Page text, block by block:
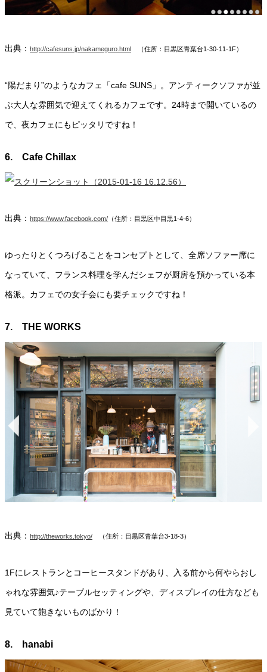
出典： http://cafesuns.jp/nakameguro.html （住所：目黒区青葉台1-30-11-1F）
“陽だまり”のようなカフェ「cafe SUNS」。アンティークソファが並
ぶ大人な雰囲気で迎えてくれるカフェです。24時まで開いているの
で、夜カフェにもピッタリですね！
6. Cafe Chillax
出典： https://www.facebook.com/ （住所：目黒区中目黒1-4-6）
ゆったりとくつろげることをコンセプトとして、全席ソファー席に
なっていて、フランス料理を学んだシェフが厨房を預かっている本
格派。カフェでの女子会にも要チェックですね！
7. THE WORKS
出典： http://theworks.tokyo/ （住所：目黒区青葉台3-18-3）
1Fにレストランとコーヒースタンドがあり、入る前から何やらおし
ゃれな雰囲気♪テーブルセッティングや、ディスプレイの仕方なども
見ていて飽きないものばかり！
8. hanabi